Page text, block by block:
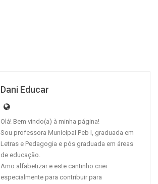
Dani Educar
Olá! Bem vindo(a) à minha página!
Sou professora Municipal Peb I, graduada em
Letras e Pedagogia e pós graduada em áreas
de educação.
Amo alfabetizar e este cantinho criei
especialmente para contribuir para